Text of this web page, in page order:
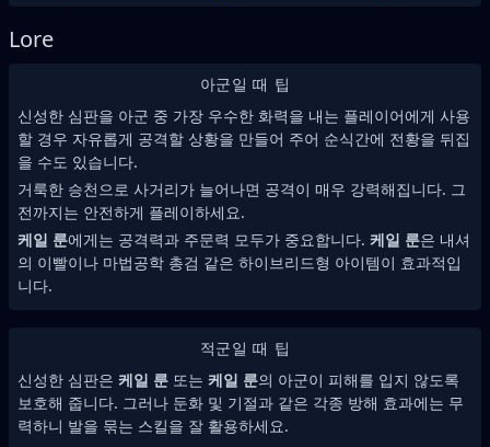
Lore
아군일 때 팁
신성한 심판을 아군 중 가장 우수한 화력을 내는 플레이어에게 사용
할 경우 자유롭게 공격할 상황을 만들어 주어 순식간에 전황을 뒤집
을 수도 있습니다.
거룩한 승천으로 사거리가 늘어나면 공격이 매우 강력해집니다. 그
전까지는 안전하게 플레이하세요.
케일 룬에게는 공격력과 주문력 모두가 중요합니다. 케일 룬은 내셔
의 이빨이나 마법공학 총검 같은 하이브리드형 아이템이 효과적입
니다.
적군일 때 팁
신성한 심판은 케일 룬 또는 케일 룬의 아군이 피해를 입지 않도록
보호해 줍니다. 그러나 둔화 및 기절과 같은 각종 방해 효과에는 무
력하니 발을 묶는 스킬을 잘 활용하세요.